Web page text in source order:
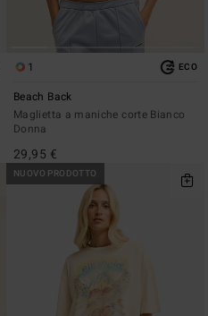
1 ECO
Beach Back
Maglietta a maniche corte Bianco
Donna
29,95 €
NUOVO PRODOTTO